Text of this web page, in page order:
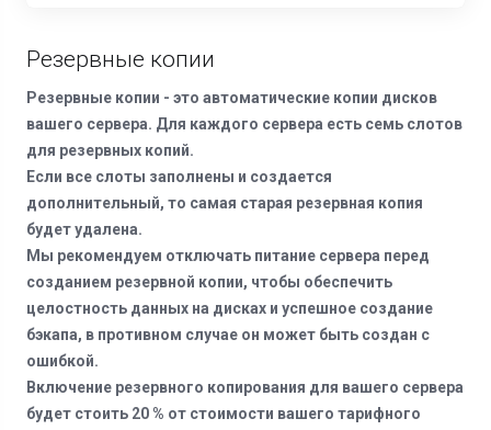
Резервные копии
Резервные копии - это автоматические копии дисков
вашего сервера. Для каждого сервера есть семь слотов
для резервных копий.
Если все слоты заполнены и создается
дополнительный, то самая старая резервная копия
будет удалена.
Мы рекомендуем отключать питание сервера перед
созданием резервной копии, чтобы обеспечить
целостность данных на дисках и успешное создание
бэкапа, в противном случае он может быть создан с
ошибкой.
Включение резервного копирования для вашего сервера
будет стоить 20 % от стоимости вашего тарифного